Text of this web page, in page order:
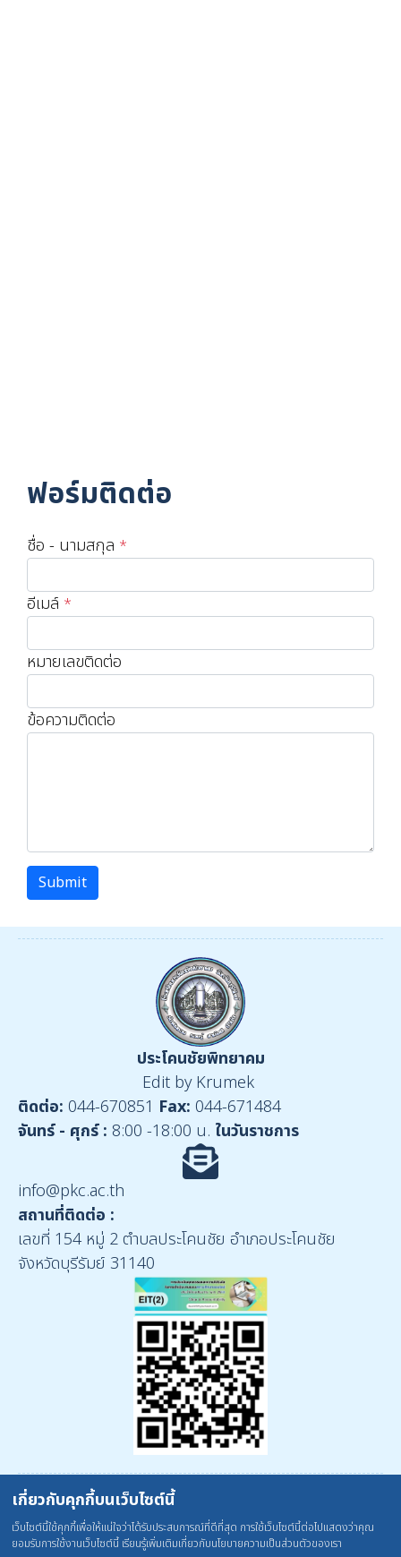
เกี่ยวกับคุกกี้บนเว็บไซต์นี้
เว็บไซต์นี้ใช้คุกกี้เพื่อให้แน่ใจว่าได้รับประสบการณ์ที่ดีที่สุด การใช้เว็บไซต์นี้ต่อไปแสดงว่าคุณ
ยอมรับการใช้งานเว็บไซต์นี้ เรียนรู้เพิ่มเติมเกี่ยวกับนโยบายความเป็นส่วนตัวของเรา
ฟอร์มติดต่อ
ชื่อ - นามสกุล *
อีเมล์ *
หมายเลขติดต่อ
ข้อความติดต่อ
Submit
ประโคนชัยพิทยาคม
Edit by Krumek
ติดต่อ: 044-670851 Fax: 044-671484
จันทร์ - ศุกร์ : 8:00 -18:00 น. ในวันราชการ
info@pkc.ac.th
สถานที่ติดต่อ :
เลขที่ 154 หมู่ 2 ตำบลประโคนชัย อำเภอประโคนชัย
จังหวัดบุรีรัมย์ 31140
::
แผนผังเว็บไซต์|คำถามที่พบบ่อย|นโยบายเว็บไซต์